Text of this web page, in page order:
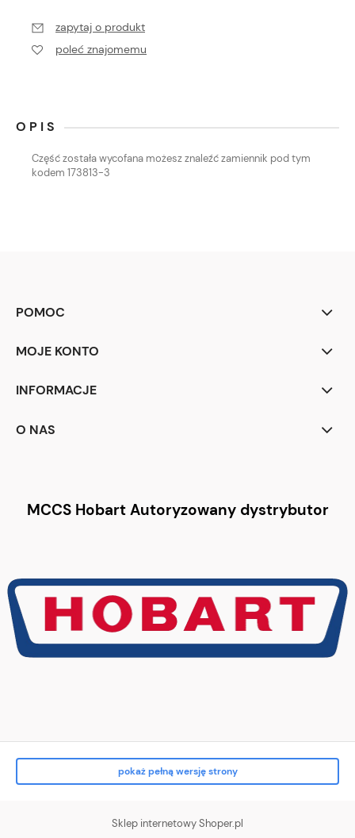
zapytaj o produkt
poleć znajomemu
OPIS
Część została wycofana możesz znaleźć zamiennik pod tym
kodem 173813-3
POMOC
MOJE KONTO
INFORMACJE
O NAS
MCCS Hobart Autoryzowany dystrybutor
pokaż pełną wersję strony
Sklep internetowy Shoper.pl